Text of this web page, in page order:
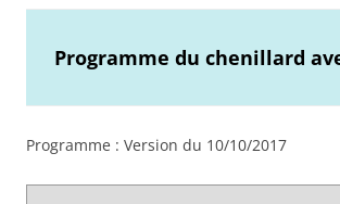
Programme du chenillard
Programme : Version du 10/10/2017